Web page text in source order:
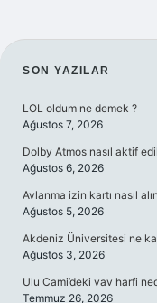
SON YAZILAR
LOL oldum ne demek ?
Ağustos 7, 2026
Dolby Atmos nasıl aktif
Ağustos 6, 2026
Avlanma izin kartı nasıl
Ağustos 5, 2026
Akdeniz Üniversitesi ne
Ağustos 3, 2026
Ulu Cami’deki vav harfi
Temmuz 26, 2026